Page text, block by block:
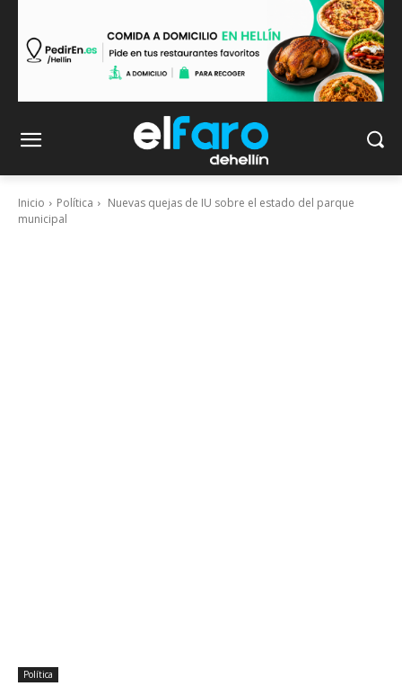
Inicio Política
Nuevas quejas de IU sobre el estado del parque
municipal
Política